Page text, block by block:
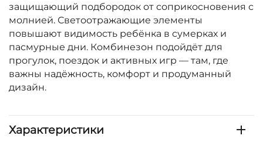
защищающий подбородок от соприкосновения с
молнией. Светоотражающие элементы
повышают видимость ребёнка в сумерках и
пасмурные дни. Комбинезон подойдёт для
прогулок, поездок и активных игр — там, где
важны надёжность, комфорт и продуманный
дизайн.
Характеристики